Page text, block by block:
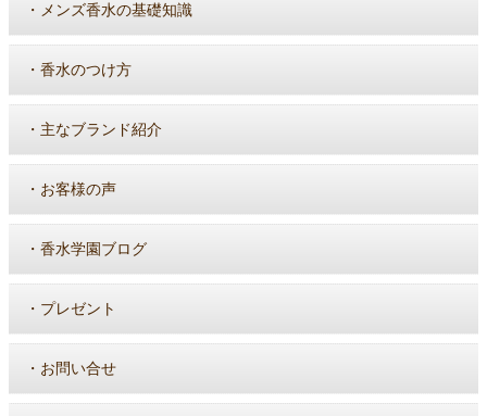
・ メンズ香水の基礎知識
・ 香水のつけ方
・ 主なブランド紹介
・ お客様の声
・ 香水学園ブログ
・ プレゼント
・ お問い合せ